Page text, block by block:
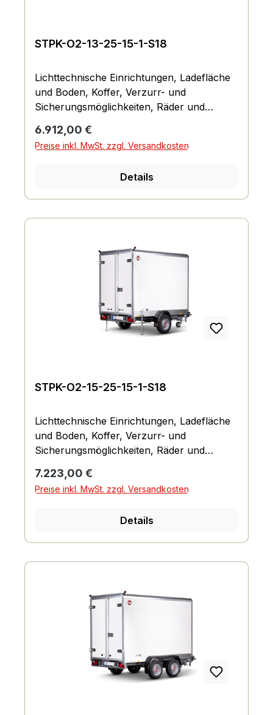
STPK-O2-13-25-15-1-S18
Lichttechnische Einrichtungen, Ladefläche
und Boden, Koffer, Verzurr- und
Sicherungsmöglichkeiten, Räder und
Regulärer Preis:
6.912,00 €
Preise inkl. MwSt. zzgl. Versandkosten
Details
STPK-O2-15-25-15-1-S18
Lichttechnische Einrichtungen, Ladefläche
und Boden, Koffer, Verzurr- und
Sicherungsmöglichkeiten, Räder und
Regulärer Preis:
7.223,00 €
Preise inkl. MwSt. zzgl. Versandkosten
Details